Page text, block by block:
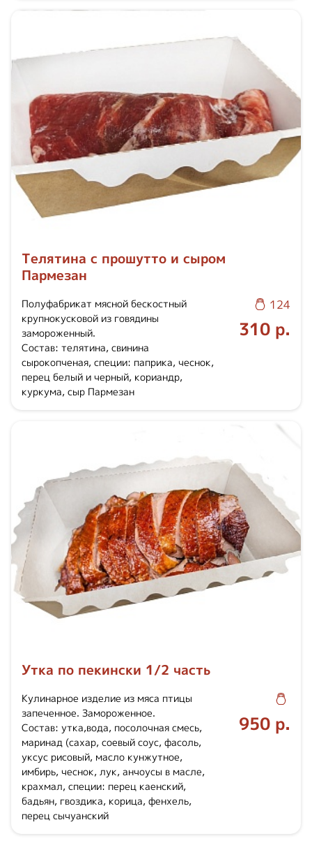
Телятина с прошутто и сыром
Пармезан
Полуфабрикат мясной бескостный
крупнокусковой из говядины
замороженный.
Состав: телятина, свинина
сырокопченая, специи: паприка, чеснок,
перец белый и черный, кориандр,
куркума, сыр Пармезан
124
310 р.
Утка по пекински 1/2 часть
Кулинарное изделие из мяса птицы
запеченное. Замороженное.
Состав: утка,вода, посолочная смесь,
маринад (сахар, соевый соус, фасоль,
уксус рисовый, масло кунжутное,
имбирь, чеснок, лук, анчоусы в масле,
крахмал, специи: перец каенский,
бадьян, гвоздика, корица, фенхель,
перец сычуанский
950 р.